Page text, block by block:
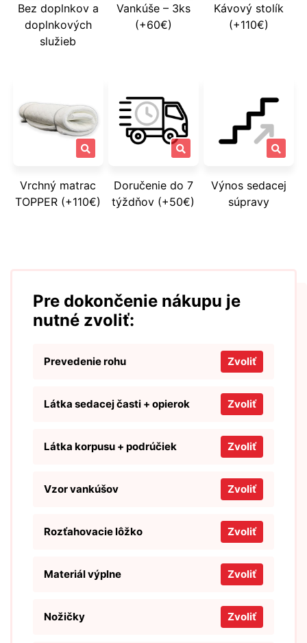
Bez doplnkov a
doplnkových
služieb
Vankúše – 3ks
(+60€)
Kávový stolík
(+110€)
Vrchný matrac
TOPPER (+110€)
Doručenie do 7
týždňov (+50€)
Výnos sedacej
súpravy
Pre dokončenie nákupu je
nutné zvoliť:
Prevedenie rohu Zvoliť
Látka sedacej časti + opierok Zvoliť
Látka korpusu + podrúčiek Zvoliť
Vzor vankúšov Zvoliť
Rozťahovacie lôžko Zvoliť
Materiál výplne Zvoliť
Nožičky Zvoliť